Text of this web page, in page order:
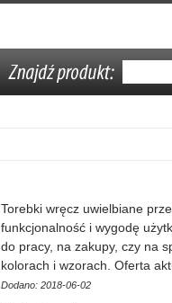
Torebki wręcz uwielbiane
funkcjonalność i wygodę
do pracy, na zakupy, czy na
kolorach i wzorach. Oferta
Dodano: 2018-06-02